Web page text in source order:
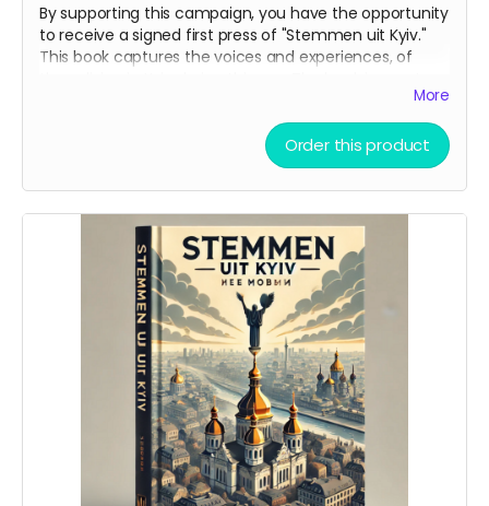
By supporting this campaign, you have the opportunity
to receive a signed first press of "Stemmen uit Kyiv."
This book captures the voices and experiences, of
bridge between cultures and a reminder to the worldMore
Order this product